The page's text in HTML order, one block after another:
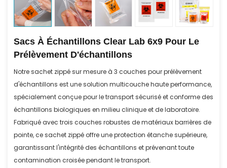
Sacs À Échantillons Clear Lab 6x9 Pour Le
Prélèvement D'échantillons
Notre sachet zippé sur mesure à 3 couches pour prélèvement
d'échantillons est une solution multicouche haute performance,
spécialement conçue pour le transport sécurisé et conforme des
échantillons biologiques en milieu clinique et de laboratoire.
Fabriqué avec trois couches robustes de matériaux barrières de
pointe, ce sachet zippé offre une protection étanche supérieure,
garantissant l'intégrité des échantillons et prévenant toute
contamination croisée pendant le transport.